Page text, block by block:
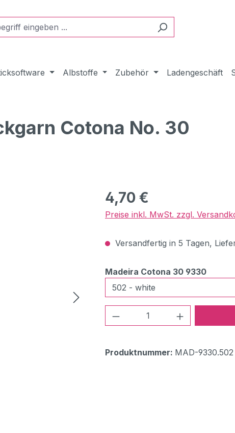
Albstoffe Zubehör Ladengeschäft
Cotona No. 30
Regulärer Preis:
4,70 €
Preise inkl. MwSt. zzgl.
Versandfertig in 5 Tagen,
Madeira Cotona 30 9330
Produkt Anzahl: Gib
Produktnummer: MAD-9330.502